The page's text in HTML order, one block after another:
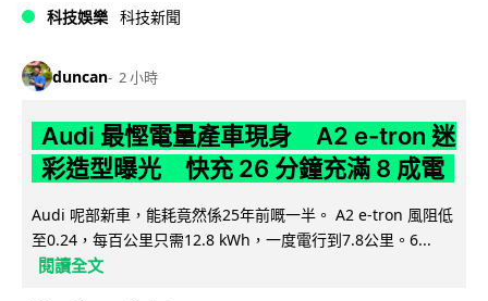
科技娛樂 科技新聞
duncan 2 小時
Audi 最慳電量產車現身 A2 e-tron 迷
彩造型曝光 快充 26 分鐘充滿 8 成電
Audi 呢部新車，能耗竟然係25年前嘅一半。 A2 e-tron 風阻低
至0.24，每百公里只需12.8 kWh，一度電行到7.8公里。6...
閱讀全文